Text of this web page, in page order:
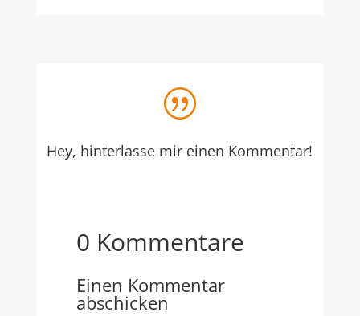
|
Hey, hinterlasse mir einen Kommentar!
0 Kommentare
Einen Kommentar
abschicken